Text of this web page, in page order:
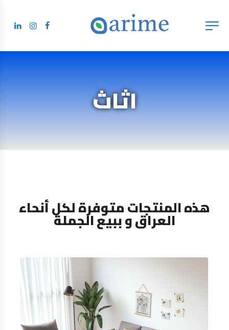
اثاث
هذه المنتجات متوفرة لكل أنحاء
العراق و ببيع الجملة